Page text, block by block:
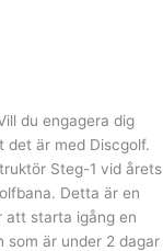
du engagera dig
det är med Discgolf.
Steg-1 vid årets
Detta är en
att starta igång en
som är under 2 dagar